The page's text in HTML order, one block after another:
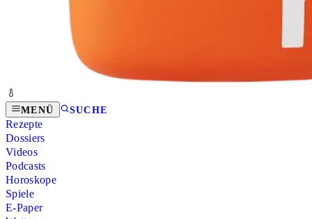
MENÜ SUCHE
Rezepte
Dossiers
Videos
Podcasts
Horoskope
Spiele
E-Paper